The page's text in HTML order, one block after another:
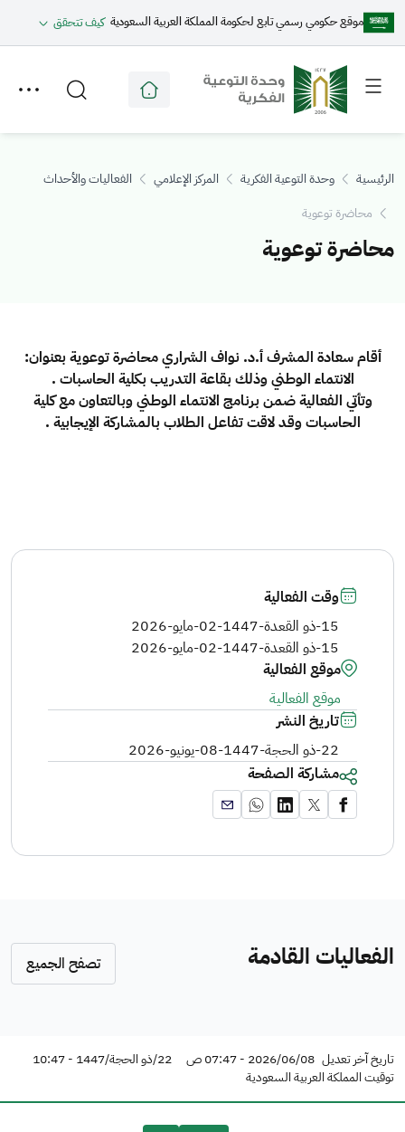
موقع حكومي رسمي تابع لحكومة المملكة العربية السعودية كيف تتحقق
Toggle
menu
Toggle
secondary
menu
الرئيسية وحدة التوعية الفكرية المركز الإعلامي
الفعاليات والأحداث
محاضرة توعوية
محاضرة توعوية
أقام سعادة المشرف أ.د. نواف الشراري محاضرة توعوية بعنوان:
الانتماء الوطني وذلك بقاعة التدريب بكلية الحاسبات .
وتأتي الفعالية ضمن برنامج الانتماء الوطني وبالتعاون مع كلية
الحاسبات وقد لاقت تفاعل الطلاب بالمشاركة الإيجابية .
وقت الفعالية
15-ذو القعدة-1447
-02-مايو-2026
15-ذو القعدة-1447
-02-مايو-2026
موقع الفعالية
موقع الفعالية
تاريخ النشر
22-ذو الحجة-1447
-08-يونيو-2026
مشاركة الصفحة
الفعاليات القادمة تصفح الجميع
تاريخ آخر تعديل 2026/06/08 - 07:47 ص
22/ذو الحجة/1447 - 10:47
توقيت المملكة العربية السعودية